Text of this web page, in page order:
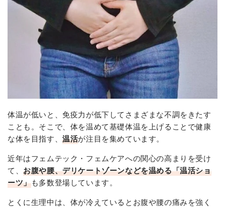
体温が低いと、免疫力が低下してさまざまな不調をきたす
ことも。そこで、体を温めて基礎体温を上げることで健康
な体を目指す、温活が注目を集めています。
近年はフェムテック・フェムケアへの関心の高まりを受け
て、お腹や腰、デリケートゾーンなどを温める「温活ショ
ーツ」も多数登場しています。
とくに生理中は、体が冷えているとお腹や腰の痛みを強く